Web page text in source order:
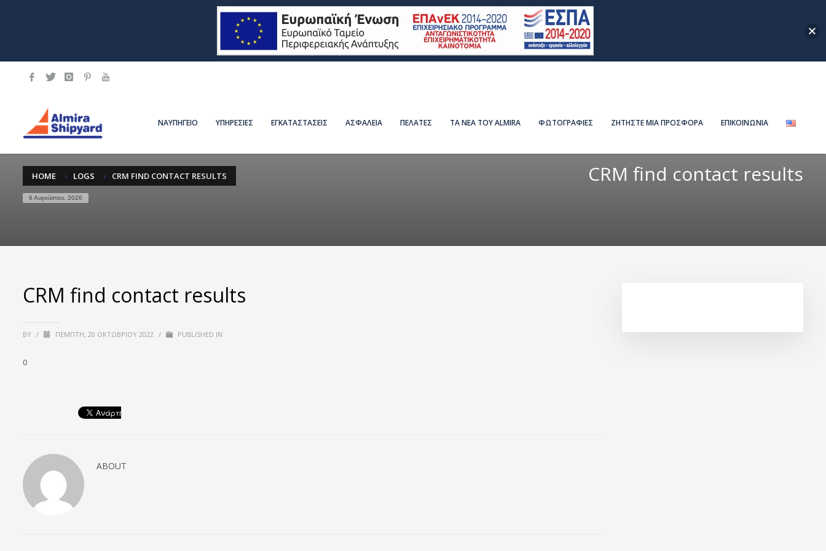
ΝΑΥΠΗΓΕΙΟ ΥΠΗΡΕΣΙΕΣ ΕΓΚΑΤΑΣΤΑΣΕΙΣ ΑΣΦΑΛΕΙΑ ΠΕΛΑΤΕΣ ΤΑ ΝΕΑ ΤΟΥ ALMIRA ΦΩΤΟΓΡΑΦΙΕΣ ΖΗΤΗΣΤΕ ΜΙΑ ΠΡΟΣΦΟΡΑ ΕΠΙΚΟΙΝΩΝΙΑ
HOME LOGS CRM FIND CONTACT RESULTS
6 Αυγούστου, 2026
CRM find contact results
CRM find contact results
BY / ΠΈΜΠΤΗ, 20 ΟΚΤΩΒΡΊΟΥ 2022 / PUBLISHED IN
0
ABOUT